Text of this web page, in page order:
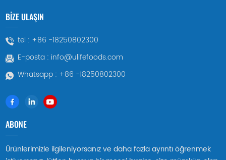
BİZE ULAŞIN
tel : +86 -18250802300
E-posta : info@ulifefoods.com
Whatsapp : +86 -18250802300
ABONE
Ürünlerimizle ilgileniyorsanız ve daha fazla ayrıntı öğrenmek